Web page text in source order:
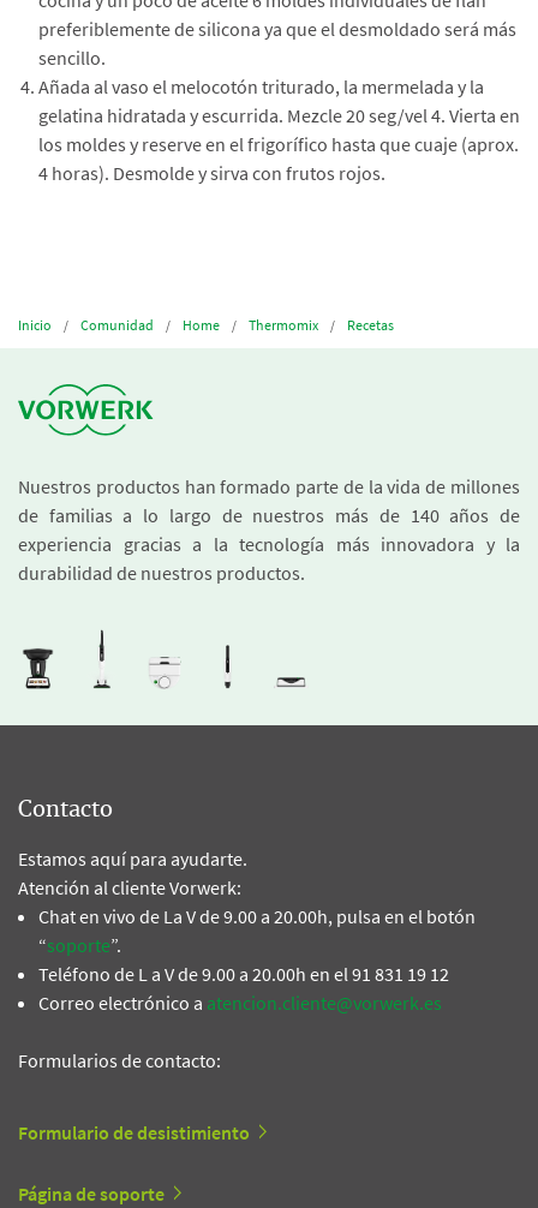
preferiblemente de silicona ya que el desmoldado será más
sencillo.
Añada al vaso el melocotón triturado, la mermelada y la
gelatina hidratada y escurrida. Mezcle 20 seg/vel 4. Vierta en
los moldes y reserve en el frigorífico hasta que cuaje (aprox.
4 horas). Desmolde y sirva con frutos rojos.
Inicio Comunidad Home Thermomix Recetas
Nuestros productos han formado parte de la vida de millones
de familias a lo largo de nuestros más de 140 años de
experiencia gracias a la tecnología más innovadora y la
durabilidad de nuestros productos.
Contacto
Estamos aquí para ayudarte.
Atención al cliente Vorwerk:
Chat en vivo de La V de 9.00 a 20.00h, pulsa en el botón
“soporte”.
Teléfono de L a V de 9.00 a 20.00h en el 91 831 19 12
Correo electrónico a atencion.cliente@vorwerk.es
Formularios de contacto:
Formulario de desistimiento
Página de soporte